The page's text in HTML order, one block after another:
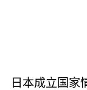
日本成立国家